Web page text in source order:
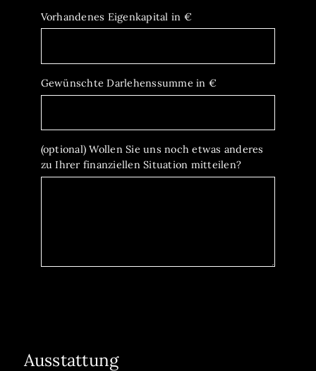
Vorhandenes Eigenkapital in €
Gewünschte Darlehenssumme in €
(optional) Wollen Sie uns noch etwas anderes
zu Ihrer finanziellen Situation mitteilen?
Ausstattung